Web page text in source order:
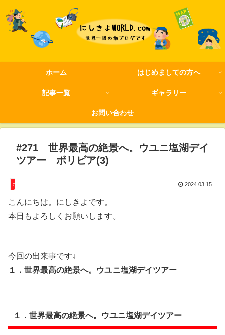
ホーム はじめましての方へ
記事一覧 ギャラリー
お問い合わせ
#271 世界最高の絶景へ。ウユニ塩湖デイ
ツアー ボリビア(3)
ボリビア 2024.03.15
こんにちは。にしきよです。
本日もよろしくお願いします。
今回の出来事です↓
１．世界最高の絶景へ。ウユニ塩湖デイツアー
１．世界最高の絶景へ。ウユニ塩湖デイツアー